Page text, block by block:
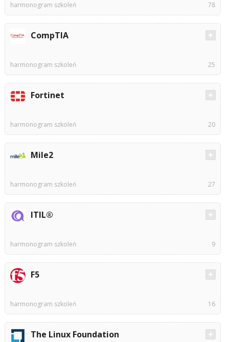
harmonogram szkoleń 78
CompTIA
harmonogram szkoleń 25
Fortinet
harmonogram szkoleń 20
Mile2
harmonogram szkoleń 27
ITIL®
harmonogram szkoleń 9
F5
harmonogram szkoleń 16
The Linux Foundation